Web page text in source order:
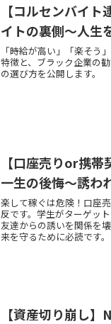
【コルセンバイ
イトの裏側～人生
「時給が高い」「楽そう
特徴と、ブラック企業の
の選び方を公開します。
【口座売りor携
一生の後悔～誘わ
楽して稼ぐは危険！口座
反です。学生がターゲッ
友達からの誘いを関係を
来を守るために必読です。
【資産切り崩し